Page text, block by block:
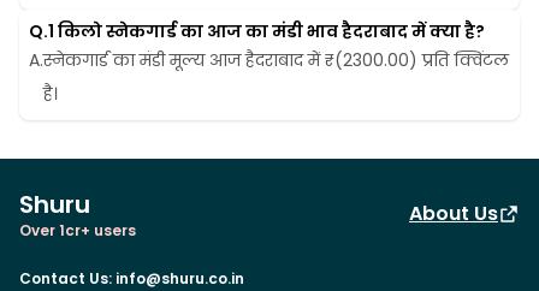
Q.1 किलो स्नेकगार्ड का आज का मंडी भाव हैदराबाद में क्या है?
A.स्नेकगार्ड का मंडी मूल्य आज हैदराबाद में ₹(2300.00) प्रति क्विंटल
है।
Shuru
Over 1cr+ users
About Us
Contact Us: info@shuru.co.in